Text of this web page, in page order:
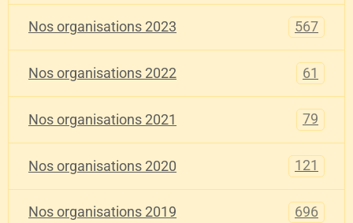
Nos organisations 2023 567
Nos organisations 2022 61
Nos organisations 2021 79
Nos organisations 2020 121
Nos organisations 2019 696